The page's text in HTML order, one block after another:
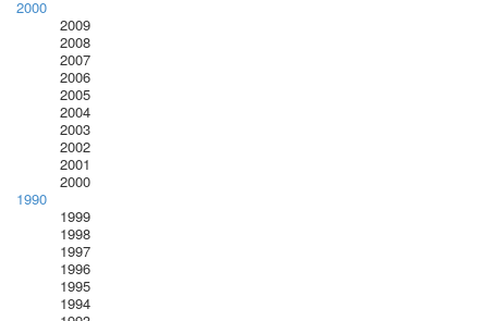
2000
2009
2008
2007
2006
2005
2004
2003
2002
2001
2000
1990
1999
1998
1997
1996
1995
1994